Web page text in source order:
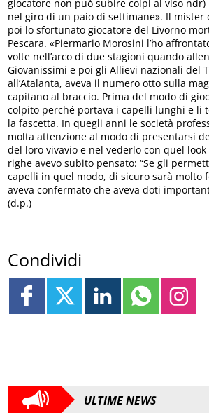
giocatore non può subire colpi al viso
nel giro di un paio di settimane». Il mister
poi lo sfortunato giocatore del Livorno
Pescara. «Piermario Morosini l’ho
volte nell’arco di due stagioni quando
Giovanissimi e poi gli Allievi nazionali del
all’Atalanta, aveva il numero otto sulla
capitano al braccio. Prima del modo di
colpito perché portava i capelli lunghi e li
la fascetta. In quegli anni le società
molta attenzione al modo di presentarsi
del loro vivavio e nel vederlo con quel look
righe avevo subito pensato: “Se gli
capelli in quel modo, di sicuro sarà molto
aveva confermato che aveva doti
(d.p.)
Condividi
ULTIME NEWS